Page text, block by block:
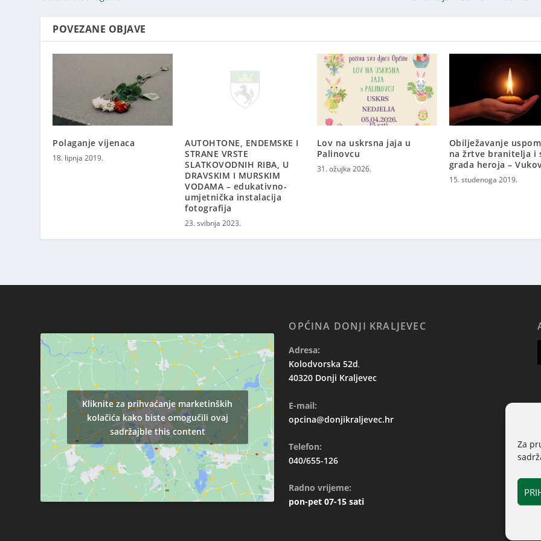
Za
POVEZANE OBJAVE
Polaganje vijenaca
18. lipnja 2019.
AUTOHTONE, ENDEMSKE I
STRANE VRSTE
SLATKOVODNIH RIBA, U
DRAVSKIM I MURSKIM
VODAMA – edukativno-
umjetnička instalacija
fotografija
23. svibnja 2023.
Lov na uskrsna jaja u
Palinovcu
31. ožujka 2026.
Obilježavanje
na žrtve branitelja i
grada heroja –
15. studenoga 2019.
Kliknite za prihvaćanje marketinških
kolačića kako biste omogučili ovaj
sadržajble this content
OPĆINA DONJI KRALJEVEC
Adresa:
Kolodvorska 52d,
40320 Donji Kraljevec
E-mail:
opcina@donjikraljevec.hr
Telefon:
040/655-126
Radno vrijeme:
pon-pet 07-15 sati